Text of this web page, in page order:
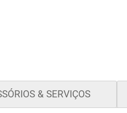
& SERVIÇOS